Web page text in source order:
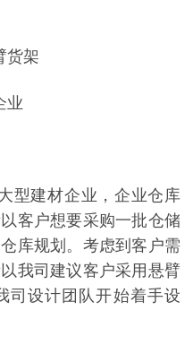
货架
业
型建材企业，企业仓库
客户想要采购一批仓储
库规划。考虑到客户需
我司建议客户采用悬臂
司设计团队开始着手设